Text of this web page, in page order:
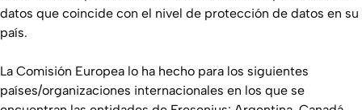
datos que coincide con el nivel de protección de datos en su
país.
La Comisión Europea lo ha hecho para los siguientes
países/organizaciones internacionales en los que se